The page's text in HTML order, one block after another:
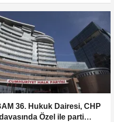
Kılıçdaroğlu ile
görevi devralmasına
36. Hukuk Dairesi, CHP
Özel ile parti